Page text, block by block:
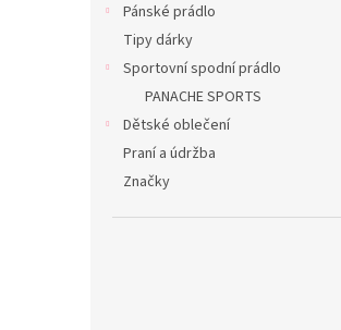
Pánské prádlo
Tipy dárky
Sportovní spodní prádlo
PANACHE SPORTS
Dětské oblečení
Praní a údržba
Značky